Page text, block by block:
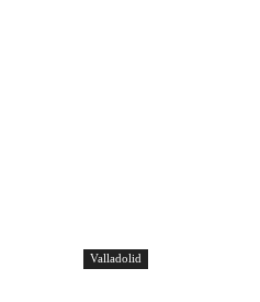
Valladolid